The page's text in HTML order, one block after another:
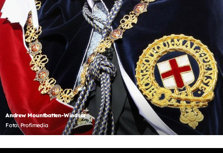
Andrew Mountbatten-Windsor
Foto: Profimedia